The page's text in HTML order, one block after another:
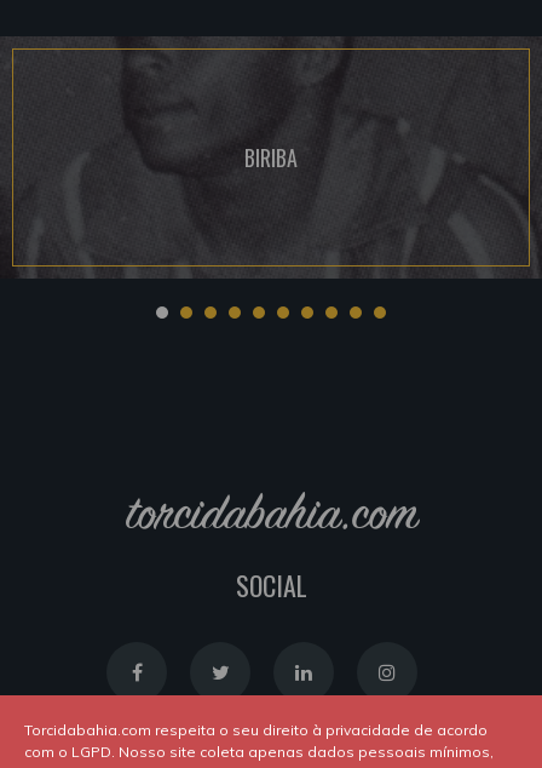
BIRIBA
torcidabahia.com
SOCIAL
Torcidabahia.com respeita o seu direito à privacidade de acordo
com o LGPD. Nosso site coleta apenas dados pessoais mínimos,